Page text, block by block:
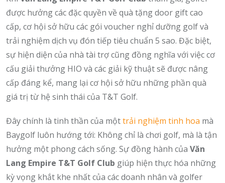
được hưởng các đặc quyền về quà tặng door gift cao
cấp, cơ hội sở hữu các gói voucher nghỉ dưỡng golf và
trải nghiệm dịch vụ đón tiếp tiêu chuẩn 5 sao. Đặc biệt,
sự hiện diện của nhà tài trợ cũng đồng nghĩa với việc cơ
cấu giải thưởng HIO và các giải kỹ thuật sẽ được nâng
cấp đáng kể, mang lại cơ hội sở hữu những phần quà
giá trị từ hệ sinh thái của T&T Golf.
Đây chính là tinh thần của mộttrải nghiệm tinh hoa mà
Baygolf luôn hướng tới: Không chỉ là chơi golf, mà là tận
hưởng một phong cách sống. Sự đồng hành của Văn
Lang Empire T&T Golf Club giúp hiện thực hóa những
kỳ vọng khắt khe nhất của các doanh nhân và golfer